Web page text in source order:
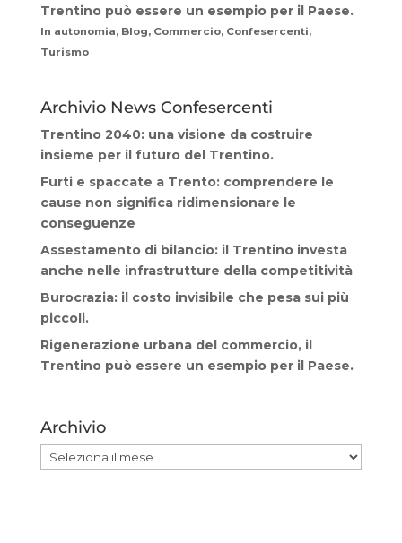
Trentino può essere un esempio per il Paese.
In autonomia, Blog, Commercio, Confesercenti,
Turismo
Archivio News Confesercenti
Trentino 2040: una visione da costruire
insieme per il futuro del Trentino.
Furti e spaccate a Trento: comprendere le
cause non significa ridimensionare le
conseguenze
Assestamento di bilancio: il Trentino investa
anche nelle infrastrutture della competitività
Burocrazia: il costo invisibile che pesa sui più
piccoli.
Rigenerazione urbana del commercio, il
Trentino può essere un esempio per il Paese.
Archivio
Archivio